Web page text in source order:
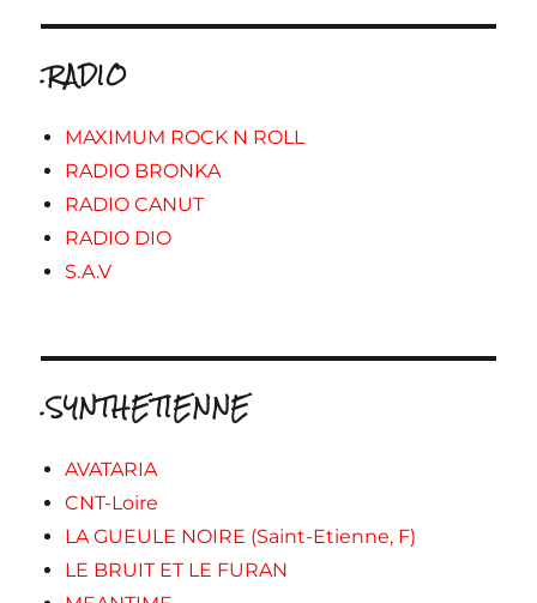
.RADIO
MAXIMUM ROCK N ROLL
RADIO BRONKA
RADIO CANUT
RADIO DIO
S.A.V
.SYNTHETIENNE
AVATARIA
CNT-Loire
LA GUEULE NOIRE (Saint-Etienne, F)
LE BRUIT ET LE FURAN